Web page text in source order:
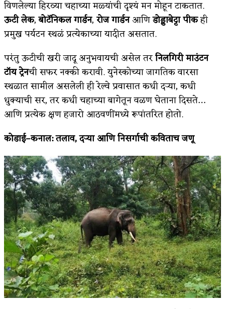
विणलेल्या हिरव्या चहाच्या मळ्यांची दृश्यं मन मोहून टाकतात.
ऊटी लेक,बोटॅनिकल गार्डन,रोज गार्डनआणिडोड्डाबेट्टा पीकही
प्रमुख पर्यटन स्थळं प्रत्येकाच्या यादीत असतात.
परंतु ऊटीची खरी जादू अनुभवायची असेल तरनिलगिरी माउंटन
टॉय ट्रेनची सफर नक्की करावी. युनेस्कोच्या जागतिक वारसा
स्थळात सामील असलेली ही रेल्वे प्रवासात कधी दऱ्या, कधी
धुक्याची सर, तर कधी चहाच्या बागेतून वळण घेताना दिसते…
आणि प्रत्येक क्षण हजारो आठवणींमध्ये रूपांतरित होतो.
कोडाई–कनाल:तलाव,दऱ्या आणि निसर्गाची कविताच जणू